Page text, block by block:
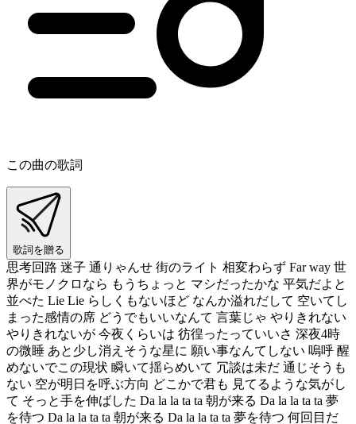
この曲の歌詞
歌詞を贈る
思考回路 迷子 通りゃんせ 街のライト 相変わらず Far way 世
界がモノクロなら もうちょっと マシだったかな 平気だよと
並べた Lie Lie らしくもないほど なんか溢れだして 空いてし
まった感情の席 どうでもいいなんて 言葉じゃ やりきれない
やりきれないが 今夜くらいは 彷徨ったっていいさ 深夜4時
の微睡 あと少し消えそうな星に 願い事なんてしない 嗚呼 醒
めないでこの現状 瞬いて揺らめいて 冗談は未だ 通じそうも
ない 空が明日を呼ぶ方向 どこかで君も 見てるような気がし
て そっと手を伸ばした Da la la ta ta 朝が来る Da la la ta ta 夢
を待つ Da la la ta ta 朝が来る Da la la ta ta 夢を待つ 何回目だ